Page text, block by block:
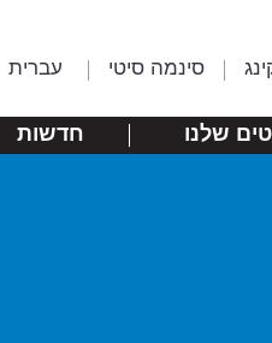
סינמה סיטי עברית
שלנו חדשות